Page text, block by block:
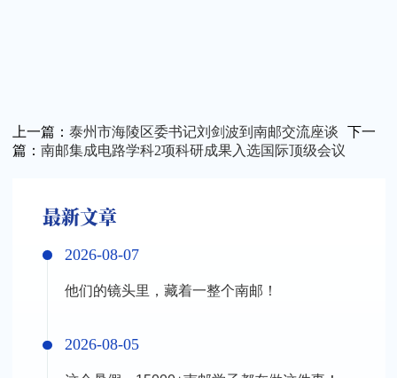
上一篇： 泰州市海陵区委书记刘剑波到南邮交流座谈
下一
篇： 南邮集成电路学科2项科研成果入选国际顶级会议
最新文章